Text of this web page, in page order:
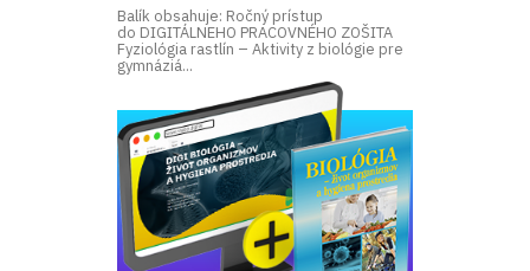
Balík obsahuje: Ročný prístup
do DIGITÁLNEHO PRACOVNÉHO ZOŠITA
Fyziológia rastlín – Aktivity z biológie pre
gymnáziá...